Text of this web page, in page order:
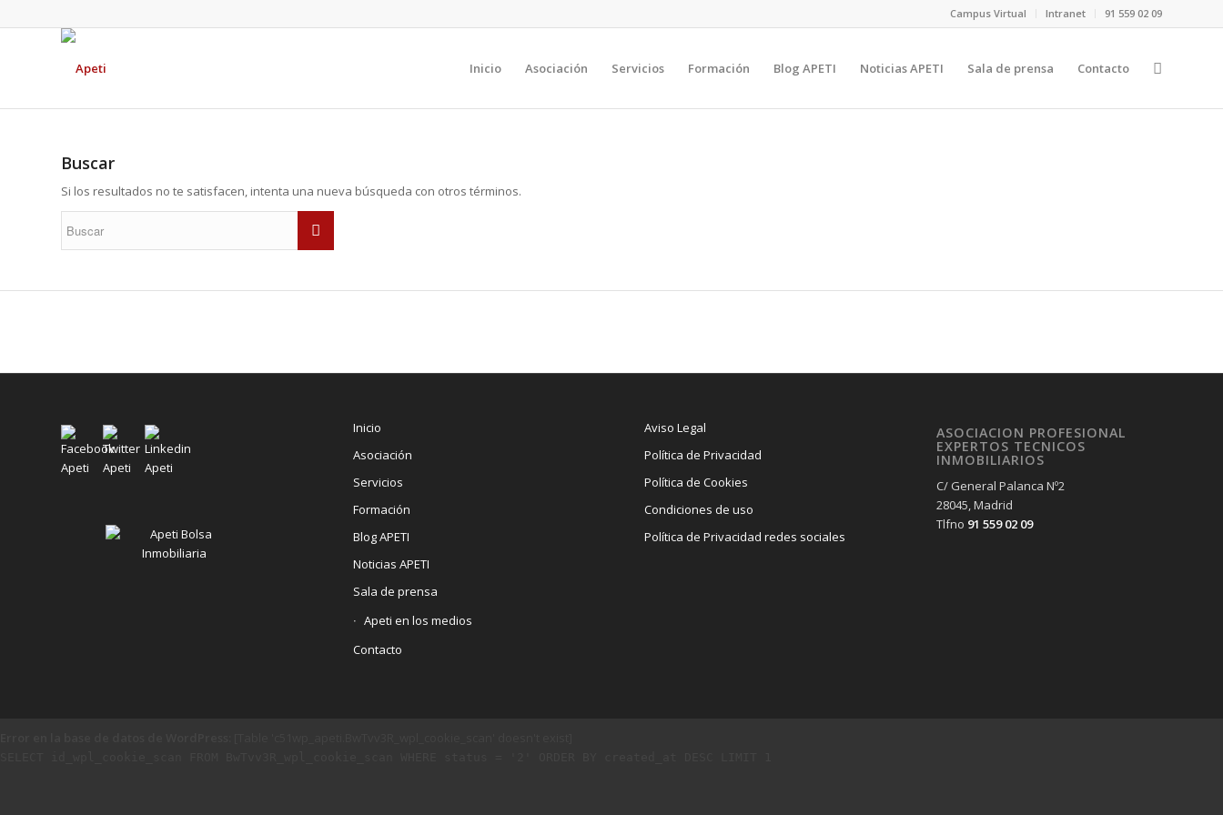
Campus Virtual Intranet 91 559 02 09
Inicio Asociación Servicios Formación Blog APETI Noticias APETI Sala de prensa Contacto
Buscar
Si los resultados no te satisfacen, intenta una nueva búsqueda con otros términos.
Inicio
Asociación
Servicios
Formación
Blog APETI
Noticias APETI
Sala de prensa
Apeti en los medios
Contacto
Aviso Legal
Política de Privacidad
Política de Cookies
Condiciones de uso
Política de Privacidad redes sociales
ASOCIACION PROFESIONAL
EXPERTOS TECNICOS
INMOBILIARIOS
C/ General Palanca Nº2
28045, Madrid
Tlfno 91 559 02 09